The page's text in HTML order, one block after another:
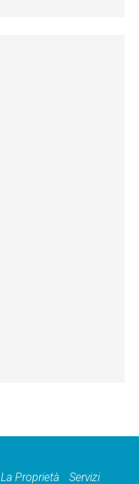
La Proprietà Servizi